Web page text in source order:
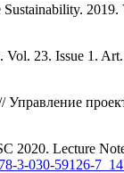
2019.
Vol. 23. Issue 1.
Управление
2020. Lecture
3-030-59126-